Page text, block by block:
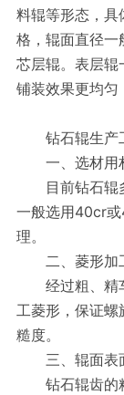
料辊等形态，
格，辊面直径一
芯层辊。表层辊
铺装效果更均匀
钻石辊生产
一、选材用
目前钻石辊多
一般选用40cr
理。
二、菱形加
经过粗、精车
工菱形，保证螺
糙度。
三、辊面表
钻石辊齿的粗